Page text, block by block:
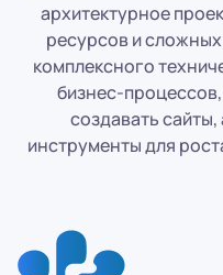
архитектурное
ресурсов и
комплексного
бизнес-процессов
создавать
инструменты для